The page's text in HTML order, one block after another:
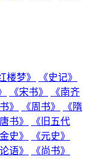
楼梦》
《史记》
《宋书》
《南齐
》 《周书》
《隋
书》
《旧五代
金史》
《元史》
论语》
《尚书》